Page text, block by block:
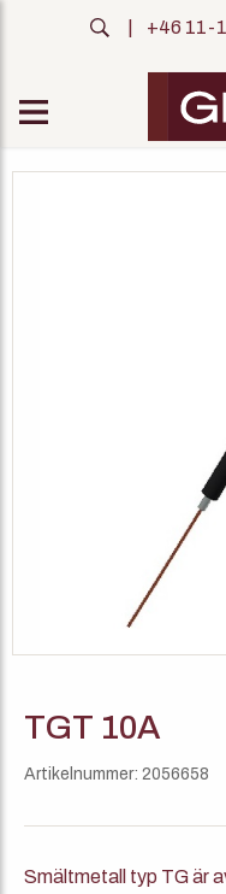
+46 11-
TGT 10A
Artikelnummer: 2056658
Smältmetall typ TG är